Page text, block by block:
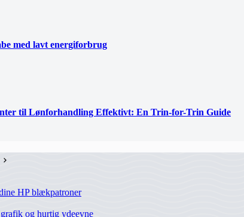
med lavt energiforbrug
til Lønforhandling Effektivt: En Trin-for-Trin Guide
HP blækpatroner
og hurtig ydeevne